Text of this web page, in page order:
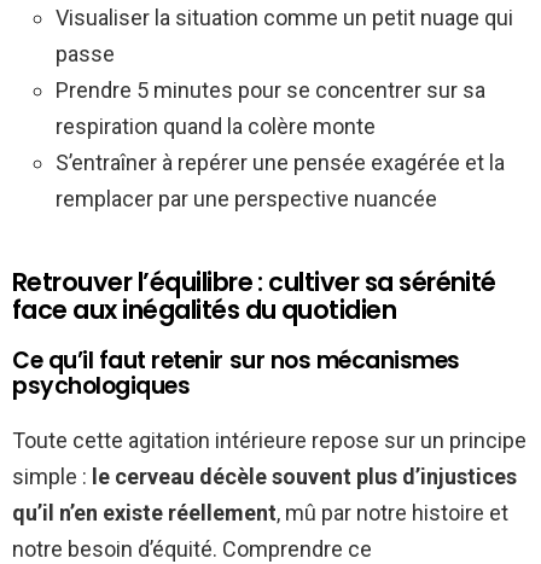
Visualiser la situation comme un petit nuage qui
passe
Prendre 5 minutes pour se concentrer sur sa
respiration quand la colère monte
S’entraîner à repérer une pensée exagérée et la
remplacer par une perspective nuancée
Retrouver l’équilibre : cultiver sa sérénité
face aux inégalités du quotidien
Ce qu’il faut retenir sur nos mécanismes
psychologiques
Toute cette agitation intérieure repose sur un principe
simple : le cerveau décèle souvent plus d’injustices
qu’il n’en existe réellement, mû par notre histoire et
notre besoin d’équité. Comprendre ce